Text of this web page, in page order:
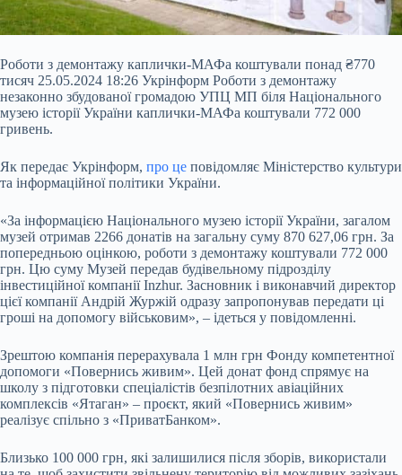
Роботи з демонтажу каплички-МАФа коштували понад ₴770
тисяч 25.05.2024 18:26 Укрінформ Роботи з демонтажу
незаконно збудованої громадою УПЦ МП біля Національного
музею історії України каплички-МАФа коштували 772 000
гривень.
Як передає Укрінформ, про це повідомляє Міністерство культури
та інформаційної політики України.
«За інформацією Національного музею історії України, загалом
музей отримав 2266 донатів на загальну суму 870 627,06 грн. За
попередньою оцінкою, роботи з демонтажу коштували 772 000
грн. Цю суму Музей передав будівельному підрозділу
інвестиційної компанії Inzhur. Засновник і виконавчий директор
цієї компанії Андрій Журжій одразу запропонував передати ці
гроші на допомогу військовим», – ідеться у повідомленні.
Зрештою компанія перерахувала 1 млн грн Фонду компетентної
допомоги «Повернись живим». Цей донат фонд спрямує на
школу з підготовки спеціалістів безпілотних авіаційних
комплексів «Ятаган» – проєкт, який «Повернись живим»
реалізує спільно з «ПриватБанком».
Близько 100 000 грн, які залишилися після зборів, використали